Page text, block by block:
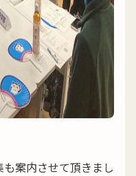
案内させて頂きまし